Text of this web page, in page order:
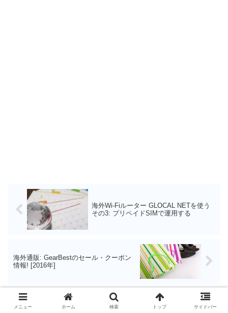
海外Wi-Fiルーター GLOCAL NETを使う
その3: プリペイドSIMで運用する
海外通販: GearBestのセール・クーポン
情報! [2016年]
コメント
メニュー ホーム 検索 トップ サイドバー